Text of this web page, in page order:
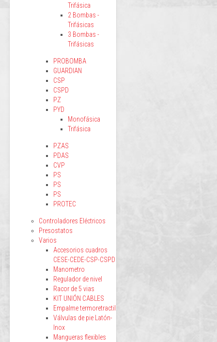
Trifásica
2 Bombas -
Trifásicas
3 Bombas -
Trifásicas
PROBOMBA
GUARDIAN
CSP
CSPD
PZ
PYD
Monofásica
Trifásica
PZAS
PDAS
CVP
PS
PS
PS
PROTEC
Controladores Eléctricos
Presostatos
Varios
Accesorios cuadros
CESE-CEDE-CSP-CSPD
Manometro
Regulador de nivel
Racor de 5 vias
KIT UNIÓN CABLES
Empalme termoretractil
Válvulas de pie Latón-
Inox
Mangueras flexibles